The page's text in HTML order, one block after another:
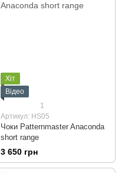
Хіт
Відео
1
Артикул: HS05
Чоки Patternmaster Anaconda
short range
3 650 грн